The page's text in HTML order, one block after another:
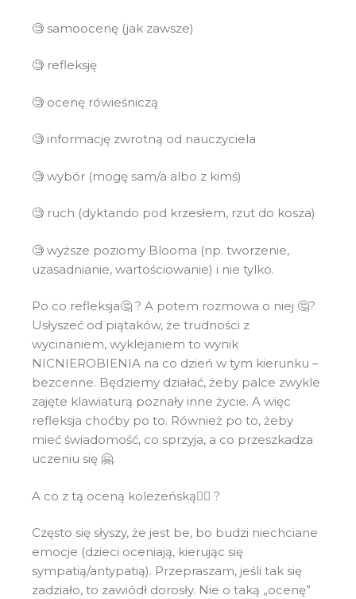
🧐 samoocenę (jak zawsze)
🧐 refleksję
🧐 ocenę rówieśniczą
🧐 informację zwrotną od nauczyciela
🧐 wybór (mogę sam/a albo z kimś)
🧐 ruch (dyktando pod krzesłem, rzut do kosza)
🧐 wyższe poziomy Blooma (np. tworzenie,
uzasadnianie, wartościowanie) i nie tylko.
Po co refleksja🤔 ? A potem rozmowa o niej 🤔?
Usłyszeć od piątaków, że trudności z
wycinaniem, wyklejaniem to wynik
NICNIEROBIENIA na co dzień w tym kierunku –
bezcenne. Będziemy działać, żeby palce zwykle
zajęte klawiaturą poznały inne życie. A więc
refleksja choćby po to. Również po to, żeby
mieć świadomość, co sprzyja, a co przeszkadza
uczeniu się 🤗.
A co z tą oceną koleżeńską🤷‍♀️ ?
Często się słyszy, że jest be, bo budzi niechciane
emocje (dzieci oceniają, kierując się
sympatią/antypatią). Przepraszam, jeśli tak się
zadziało, to zawiódł dorosły. Nie o taką „ocenę”